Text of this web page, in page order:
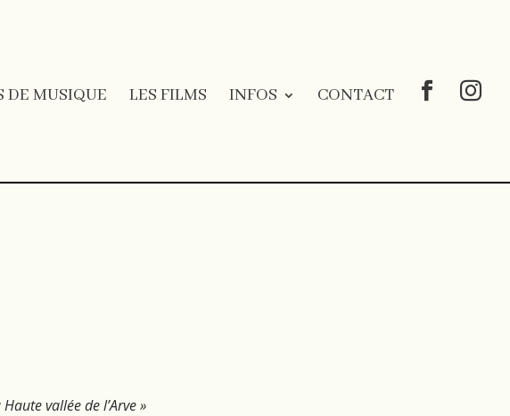
DE MUSIQUE LES FILMS INFOS CONTACT
vallée de l’Arve »